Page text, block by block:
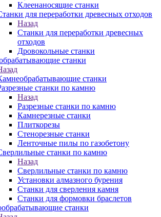
Клеенаносящие станки
для переработки древесных отходов
Назад
Станки для переработки древесных
отходов
Дровокольные станки
станки
станки
станки по камню
Назад
Разрезные станки по камню
Камнерезные станки
Плиткорезы
Стенорезные станки
Ленточные пилы по газобетону
станки по камню
Назад
Сверлильные станки по камню
Установки алмазного бурения
Станки для сверления камня
Станки для формовки браслетов
станки